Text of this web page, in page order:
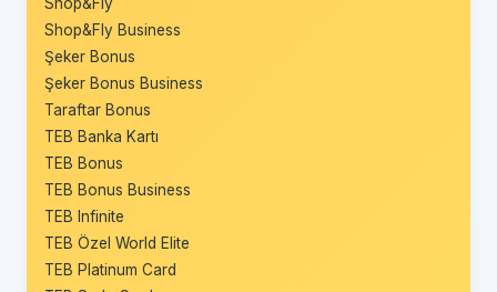
Shop&Fly Business
Şeker Bonus
Şeker Bonus Business
Taraftar Bonus
TEB Banka Kartı
TEB Bonus
TEB Bonus Business
TEB Infinite
TEB Özel World Elite
TEB Platinum Card